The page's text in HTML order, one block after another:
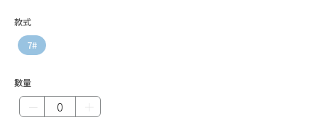
款式
7#
數量